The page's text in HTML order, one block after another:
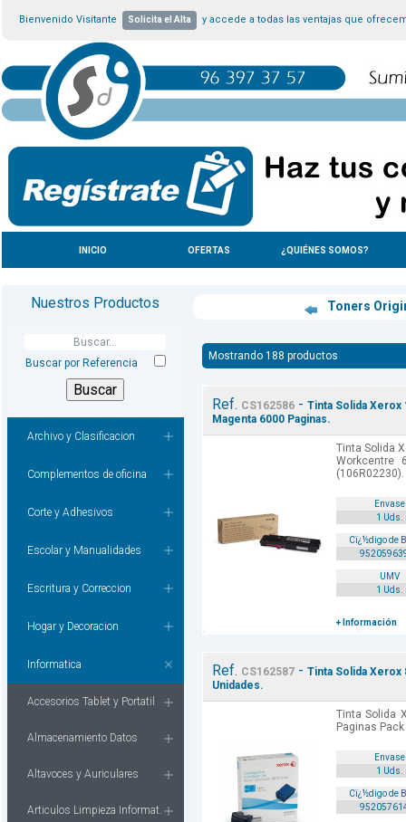
Bienvenido Visitante Solicita el Alta y accede a todas las ventajas que
INICIO OFERTAS ¿QUIÉNES SOMOS?
Nuestros Productos
Buscar por Referencia
Archivo y Clasificacion
Complementos de oficina
Corte y Adhesivos
Escolar y Manualidades
Escritura y Correccion
Hogar y Decoracion
Informatica
Accesorios Tablet y Portatil
Almacenamiento Datos
Altavoces y Auriculares
Articulos Limpieza Informat.
Toners
Mostrando 188 productos
Ref. CS162586- Tinta Solida Xerox
Magenta 6000 Paginas.
Tinta Solida
Workcentre
(106R02230).
Envase
1 Uds.
Cï¿½digo de
UMV
1 Uds.
+ Información
Ref. CS162587- Tinta Solida Xerox
Unidades.
Tinta Solida
Paginas
Envase
1 Uds.
Cï¿½digo de